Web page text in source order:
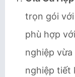
trọn gói
phù hợp
nghiệp
nghiệp tiết